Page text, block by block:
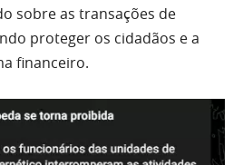
sobre as transações de
proteger os cidadãos e a
financeiro.